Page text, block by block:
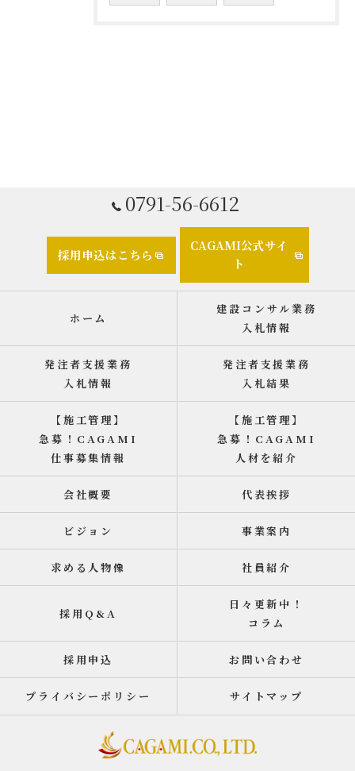
0791-56-6612
採用申込はこちら
CAGAMI公式サイ
ト
ホーム
建設コンサル業務
入札情報
発注者支援業務
入札情報
発注者支援業務
入札結果
【施工管理】
急募！CAGAMI
仕事募集情報
【施工管理】
急募！CAGAMI
人材を紹介
会社概要 代表挨拶
ビジョン 事業案内
求める人物像 社員紹介
採用Q&A
日々更新中！
コラム
採用申込 お問い合わせ
プライバシーポリシー サイトマップ